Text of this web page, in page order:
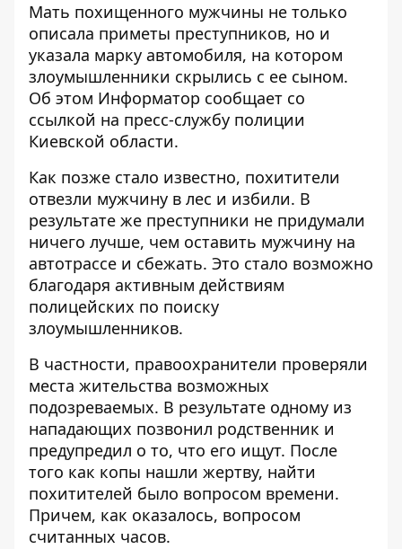
Мать похищенного мужчины не только
описала приметы преступников, но и
указала марку автомобиля, на котором
злоумышленники скрылись с ее сыном.
Об этом Информатор сообщает со
ссылкой на пресс-службу полиции
Киевской области.
Как позже стало известно, похитители
отвезли мужчину в лес и избили. В
результате же преступники не придумали
ничего лучше, чем оставить мужчину на
автотрассе и сбежать. Это стало возможно
благодаря активным действиям
полицейских по поиску
злоумышленников.
В частности, правоохранители проверяли
места жительства возможных
подозреваемых. В результате одному из
нападающих позвонил родственник и
предупредил о то, что его ищут. После
того как копы нашли жертву, найти
похитителей было вопросом времени.
Причем, как оказалось, вопросом
считанных часов.